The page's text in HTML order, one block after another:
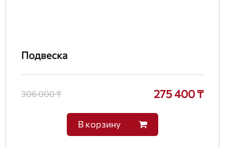
Подвеска
306 000 ₸ 275 400 ₸
В корзину